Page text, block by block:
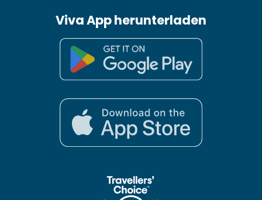
Viva App herunterladen